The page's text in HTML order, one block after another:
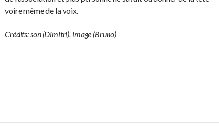
voire même de la voix.
Crédits: son (Dimitri), image (Bruno)